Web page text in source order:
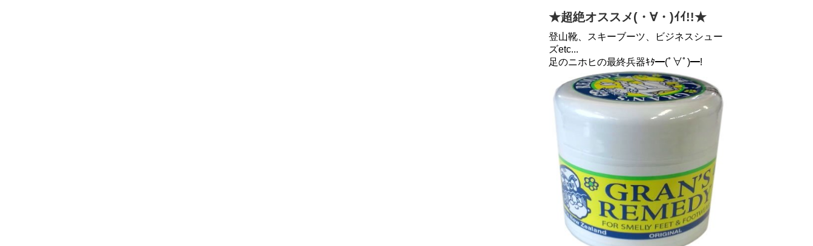
★超絶オススメ(・∀・)ｲｲ!!★
登山靴、スキーブーツ、ビジネスシュー
ズetc...
足のニホヒの最終兵器ｷﾀ━(ﾟ∀ﾟ)━!